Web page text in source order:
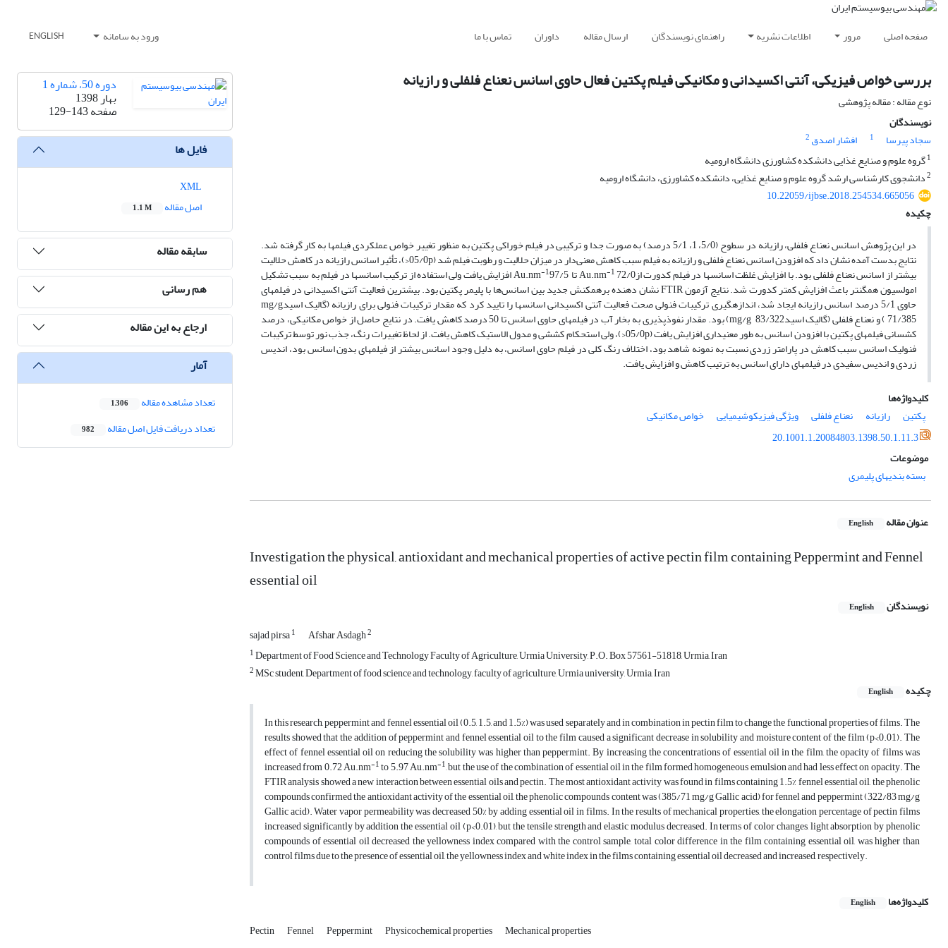
صفحه اصلی مرور اطلاعات نشریه راهنمای نویسندگان ارسال مقاله داوران تماس با ما ورود به سامانه ENGLISH
بررسی خواص فیزیکی، آنتی اکسیدانی و مکانیکی فیلم پکتین فعال حاوی اسانس نعناع فلفلی و رازیانه
نوع مقاله : مقاله پژوهشی
نویسندگان
سجاد پیرسا
1 افشار اصدق 2
1گروه علوم و صنایع غذایی دانشکده کشاورزی دانشگاه ارومیه
2دانشجوی کارشناسی ارشد گروه علوم و صنایع غذایی، دانشکده کشاورزی، دانشگاه ارومیه
10.22059/ijbse.2018.254534.665056
چکیده
در این پژوهش اسانس نعناع فلفلی، رازیانه در سطوح (5/0، 1، 5/1 درصد) به صورت جدا و ترکیبی در فیلم خوراکی پکتین به منظور تغییر خواص عملکردی فیلم­ها به کار گرفته شد.
نتایج بدست آمده نشان داد که افزودن اسانس نعناع فلفلی و رازیانه به فیلم سبب کاهش معنی‌دار در میزان حلالیت و رطوبت فیلم شد (05/0p<)، تأثیر اسانس رازیانه در کاهش حلالیت
بیشتر از اسانس نعناع فلفلی بود. با افزایش غلظت اسانس­ها در فیلم کدورت ازAu.nm -1 72/0 تا Au.nm -1 97/5 افزایش یافت ولی استفاده از ترکیب اسانس­ها در فیلم به سبب تشکیل
امولسیون همگن­تر باعث افزایش کمتر کدورت شد. نتایج آزمون FTIR نشان دهنده برهمکنش جدید بین اسانس‌ها با پلیمر پکتین بود. بیشترین فعالیت آنتی اکسیدانی در فیلم­های
حاوی 5/1 درصد اسانس رازیانه ایجاد شد، اندازه­گیری ترکیبات فنولی صحت فعالیت آنتی اکسیدانی اسانس­ها را تایید کرد که مقدار ترکیبات فنولی برای رازیانه (گالیک اسیدmg/g
71/385) و نعناع فلفلی (گالیک اسیدmg/g 83/322) بود. مقدار نفوذپذیری به بخار آب در فیلم­های حاوی اسانس تا 50 درصد کاهش یافت. در نتایج حاصل از خواص مکانیکی، درصد
کشسانی فیلم­های پکتین با افزودن اسانس به طور معنی­داری افزایش یافت (05/0p<)، ولی استحکام کششی و مدول الاستیک کاهش یافت. از لحاظ تغییرات رنگ، جذب نور توسط ترکیبات
فنولیک اسانس سبب کاهش در پارامتر زردی نسبت به نمونه شاهد بود، اختلاف رنگ کلی در فیلم حاوی اسانس، به دلیل وجود اسانس بیشتر از فیلم­های بدون اسانس بود، اندیس
زردی و اندیس سفیدی در فیلم­های دارای اسانس به ترتیب کاهش و افزایش یافت.
کلیدواژه‌ها
پکتین
رازیانه نعناع فلفلی ویژگی فیزیکوشیمیایی
خواص مکانیکی
20.1001.1.20084803.1398.50.1.11.3
موضوعات
بسته بندیهای پلیمری
عنوان مقاله English
Investigation the physical, antioxidant and mechanical properties of active pectin film containing Peppermint and Fennel
essential oil
نویسندگان English
sajad pirsa1 Afshar Asdagh2
1Department of Food Science and Technology Faculty of Agriculture, Urmia University, P.O. Box 57561-51818, Urmia, Iran
2MSc student, Department of food science and technology, faculty of agriculture, Urmia university, Urmia, Iran
چکیده
English
In this research, peppermint and fennel essential oil (0.5, 1.5, and 1.5%) was used separately and in combination in pectin film to change the functional properties of films. The
results showed that the addition of peppermint and fennel essential oil to the film caused a significant decrease in solubility and moisture content of the film (p<0.01). The
effect of fennel essential oil on reducing the solubility was higher than peppermint. By increasing the concentrations of essential oil in the film, the opacity of films was
increased from 0.72 Au.nm-1to 5.97 Au.nm-1, but the use of the combination of essential oil in the film formed homogeneous emulsion and had less effect on opacity. The
FTIR analysis showed a new interaction between essential oils and pectin. The most antioxidant activity was found in films containing 1.5% fennel essential oil, the phenolic
compounds confirmed the antioxidant activity of the essential oil, the phenolic compounds content was (385/71 mg/g Gallic acid) for fennel and peppermint (322/83 mg/g
Gallic acid). Water vapor permeability was decreased 50% by adding essential oil in films. In the results of mechanical properties, the elongation percentage of pectin films
increased significantly by addition the essential oil (p<0.01), but the tensile strength and elastic modulus decreased. In terms of color changes, light absorption by phenolic
compounds of essential oil decreased the yellowness index compared with the control sample, total color difference in the film containing essential oil, was higher than
control films due to the presence of essential oil, the yellowness index and white index in the films containing essential oil decreased and increased, respectively.
کلیدواژه‌ها English
Pectin Fennel Peppermint Physicochemical properties Mechanical properties
دوره 50، شماره 1
بهار 1398
صفحه129-143
فایل ها
اصل مقاله
1.1 M
سابقه مقاله
هم رسانی
ارجاع به این مقاله
آمار
تعداد مشاهده مقاله 1,306
تعداد دریافت فایل اصل مقاله 982